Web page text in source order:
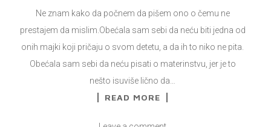
Ne znam kako da počnem da pišem ono o čemu ne
prestajem da mislim.Obećala sam sebi da neću biti jedna od
onih majki koji pričaju o svom detetu, a da ih to niko ne pita.
Obećala sam sebi da neću pisati o materinstvu, jer je to
nešto isuviše lično da…
READ MORE